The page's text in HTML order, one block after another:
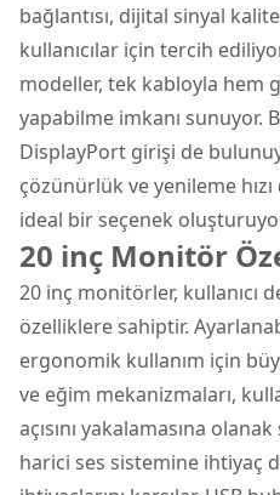
bağlantısı, dijital sinyal
kullanıcılar için tercih
modeller, tek kabloyla hem
yapabilme imkanı sunuyor.
DisplayPort girişi de
çözünürlük ve yenileme
ideal bir seçenek
20 inç Monitör
20 inç monitörler, kullanıcı
özelliklere sahiptir.
ergonomik kullanım için
ve eğim mekanizmaları,
açısını yakalamasına
harici ses sistemine ihtiyaç